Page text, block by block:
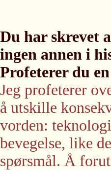
Du har skrevet
ingen annen i
Profeterer du
Jeg profeterer
å utskille
vorden:
bevegelse, like
spørsmål. Å